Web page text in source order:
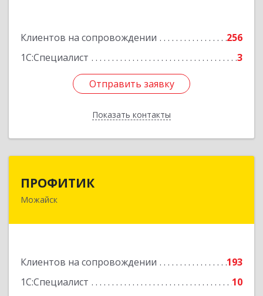
Клиентов на сопровождении
256
1С:Специалист
3
Отправить заявку
Показать контакты
Отправить заявку
Назад
ПРОФИТИК
Можайск
Клиентов на сопровождении
193
1С:Специалист
10
143200, Московская обл, Можайский р-н,